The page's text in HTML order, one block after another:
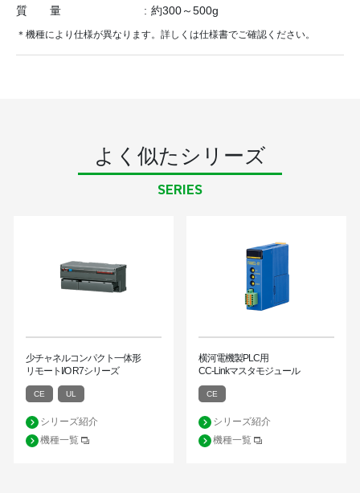
質 量
約300～500g
＊機種により仕様が異なります。詳しくは仕様書でご確認ください。
よく似たシリーズ
SERIES
少チャネルコンパクト一体形
リモートI/O R7シリーズ
CE UL
シリーズ紹介
機種一覧
横河電機製PLC用
CC-Linkマスタモジュール
CE
シリーズ紹介
機種一覧